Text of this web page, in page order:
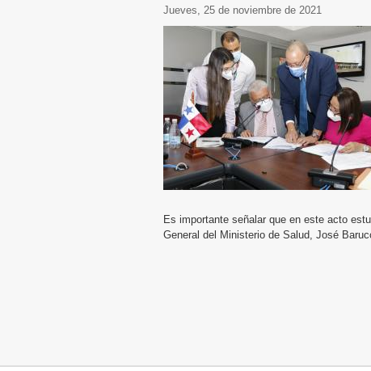
jueves, 25 de noviembre de 2021
Es importante señalar que en este acto
General del Ministerio de Salud, José